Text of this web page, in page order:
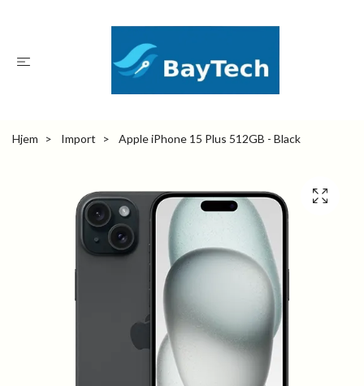
Hjem Import Apple iPhone 15 Plus 512GB - Black